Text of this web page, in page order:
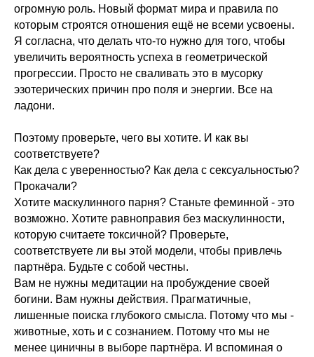
огромную роль. Новый формат мира и правила по
которым строятся отношения ещё не всеми усвоены.
Я согласна, что делать что-то нужно для того, чтобы
увеличить вероятность успеха в геометрической
прогрессии. Просто не сваливать это в мусорку
эзотерических причин про поля и энергии. Все на
ладони.
Поэтому проверьте, чего вы хотите. И как вы
соответствуете?
Как дела с уверенностью? Как дела с сексуальностью?
Прокачали?
Хотите маскулинного парня? Станьте феминной - это
возможно. Хотите равноправия без маскулинности,
которую считаете токсичной? Проверьте,
соответствуете ли вы этой модели, чтобы привлечь
партнёра. Будьте с собой честны.
Вам не нужны медитации на пробуждение своей
богини. Вам нужны действия. Прагматичные,
лишенные поиска глубокого смысла. Потому что мы -
животные, хоть и с сознанием. Потому что мы не
менее циничны в выборе партнёра. И вспоминая о